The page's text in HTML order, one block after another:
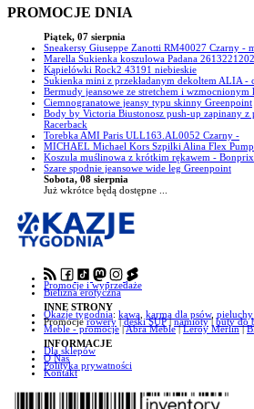
PROMOCJE DNIA
Piątek, 07 sierpnia
Sneakersy Giuseppe Zanotti RM40027 Czarny -
Marella Sukienka koszulowa Padana
Kąpielówki Rock2 43191 niebieskie
Sukienka mini z przekładanym dekoltem ALIA -
Bermudy jeansowe ze stretchem i
Ciemnogranatowe jeansy typu skinny Greenpoint
Body by Victoria Biustonosz push-up zapinany z
Racerback
Torebka AMI Paris ULL163.AL0052 Czarny -
MICHAEL Michael Kors Szpilki Alina Flex
Koszula muślinowa z krótkim rękawem - Bonprix
Szare spodnie jeansowe wide leg Greenpoint
Sobota, 08 sierpnia
Już wkrótce będą dostępne ...
Promocje i wyprzedaże
Bielizna erotyczna
INNE STRONY
Okazje tygodnia: kawa karma dla psów,
Promocjerowery|deski SUP|namioty| buty do
Meble - promocje|Abra Meble|Leroy Merlin|
INFORMACJE
Dla sklepów
O Nas
Polityka prywatności
Kontakt